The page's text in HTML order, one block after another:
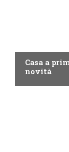
Casa a
novità